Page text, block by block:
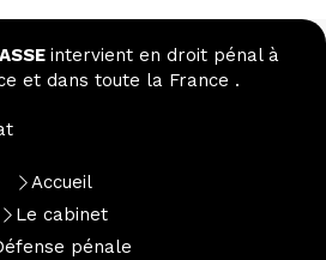
intervient en droit pénal à
et dans toute la France .
Accueil
Le cabinet
pénale